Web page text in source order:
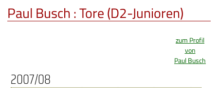
Paul Busch : Tore (D2-Junioren)
zum Profil
von
Paul Busch
2007/08